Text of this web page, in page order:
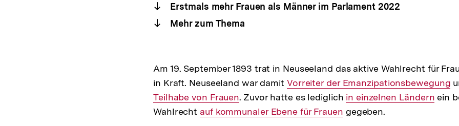
Erstmals mehr Frauen als Männer im Parlament 2022
Mehr zum Thema
Am 19. September 1893 trat in Neuseeland das aktive Wahlrecht für
in Kraft. Neuseeland war damit Interner
Link:
Vorreiter der Emanzipationsbewegung
Teilhabe von Frauen. Zuvor hatte es lediglich Interner
Link:
in einzelnen Ländern ein
Wahlrecht Interner
auf kommunaler Ebene für Frauen gegeben.